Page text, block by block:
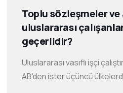
Toplu sözleşmeler
uluslararası
geçerlidir?
Uluslararası vasıflı işçi
AB'den ister üçüncü